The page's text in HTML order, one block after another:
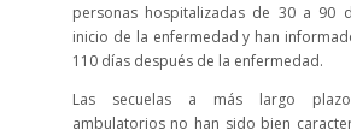
personas hospitalizadas de 30 a 90
inicio de la enfermedad y han
110 días después de la enfermedad.
Las secuelas a más largo
ambulatorios no han sido bien